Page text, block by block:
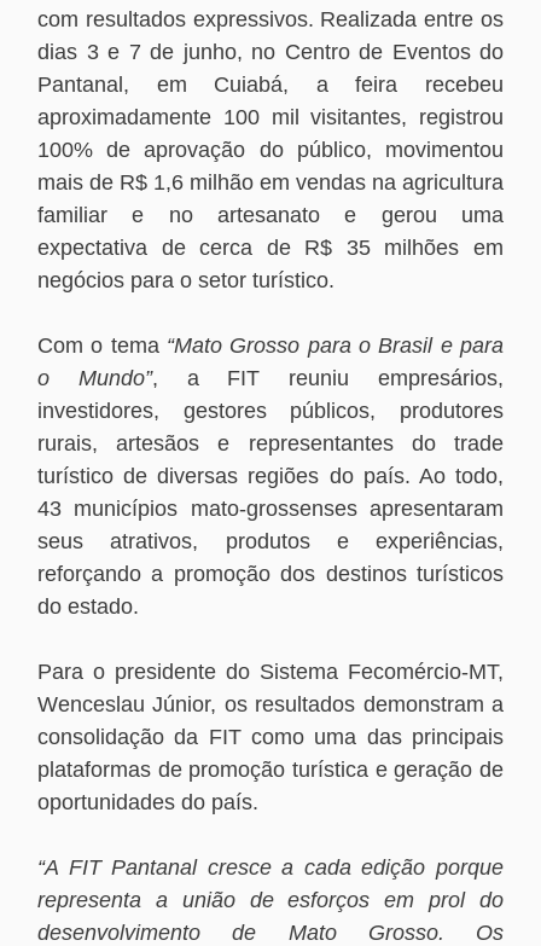
com resultados expressivos. Realizada entre os
dias 3 e 7 de junho, no Centro de Eventos do
Pantanal, em Cuiabá, a feira recebeu
aproximadamente 100 mil visitantes, registrou
100% de aprovação do público, movimentou
mais de R$ 1,6 milhão em vendas na agricultura
familiar e no artesanato e gerou uma
expectativa de cerca de R$ 35 milhões em
negócios para o setor turístico.
Com o tema “Mato Grosso para o Brasil e para
o Mundo”, a FIT reuniu empresários,
investidores, gestores públicos, produtores
rurais, artesãos e representantes do trade
turístico de diversas regiões do país. Ao todo,
43 municípios mato-grossenses apresentaram
seus atrativos, produtos e experiências,
reforçando a promoção dos destinos turísticos
do estado.
Para o presidente do Sistema Fecomércio-MT,
Wenceslau Júnior, os resultados demonstram a
consolidação da FIT como uma das principais
plataformas de promoção turística e geração de
oportunidades do país.
“A FIT Pantanal cresce a cada edição porque
representa a união de esforços em prol do
desenvolvimento de Mato Grosso. Os